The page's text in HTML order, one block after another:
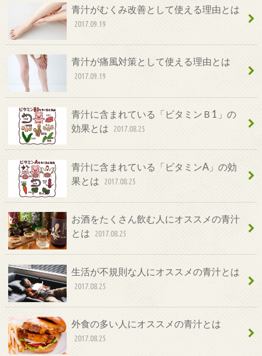
青汁がむくみ改善として使える理由とは
2017.09.19
青汁が痛風対策として使える理由とは
2017.09.19
青汁に含まれている「ビタミンＢ1」の
効果とは 2017.08.25
青汁に含まれている「ビタミンA」の効
果とは 2017.08.25
お酒をたくさん飲む人にオススメの青汁
とは 2017.08.25
生活が不規則な人にオススメの青汁とは
2017.08.25
外食の多い人にオススメの青汁とは
2017.08.25